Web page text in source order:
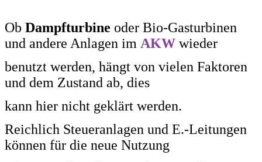
Ob Dampfturbine oder Bio-Gasturbinen
und andere Anlagen im AKW wieder
benutzt werden, hängt von vielen Faktoren
und dem Zustand ab, dies
kann hier nicht geklärt werden.
Reichlich Steueranlagen und E.-Leitungen
können für die neue Nutzung